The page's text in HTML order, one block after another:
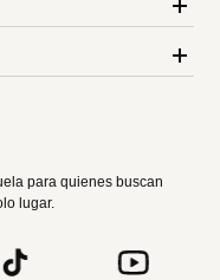
para quienes buscan
lugar.